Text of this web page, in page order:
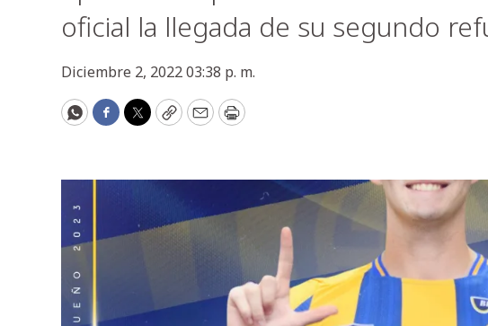
oficial la llegada de su segundo
Diciembre 2, 2022 03:38 p. m.
WhatsApp
Facebook
Twitter
CopyEmailPrint